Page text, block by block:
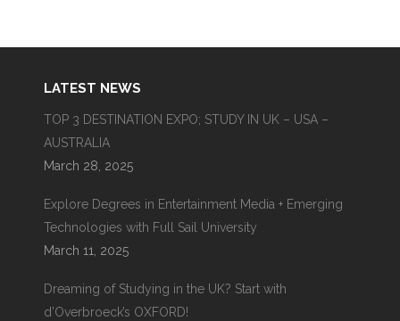
LATEST NEWS
TOP 3 DESTINATION EXPO; STUDY IN UK – USA –
AUSTRALIA
March 28, 2025
Explore Degrees in Entertainment Media + Emerging
Technologies with Full Sail University
March 11, 2025
Dreaming of Studying in the UK? Start with
d’Overbroeck’s OXFORD!